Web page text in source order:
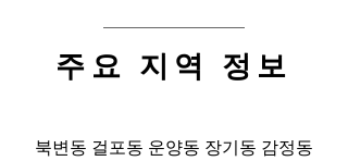
​주요 지역 정보
북변동 걸포동 운양동 장기동 감정동